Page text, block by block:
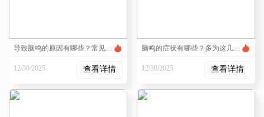
导致脑鸣的原因有哪些？常见因素有这几个
12/30/2025
查看详情
脑鸣的症状有哪些？多为这几个表现
12/30/2025
查看详情